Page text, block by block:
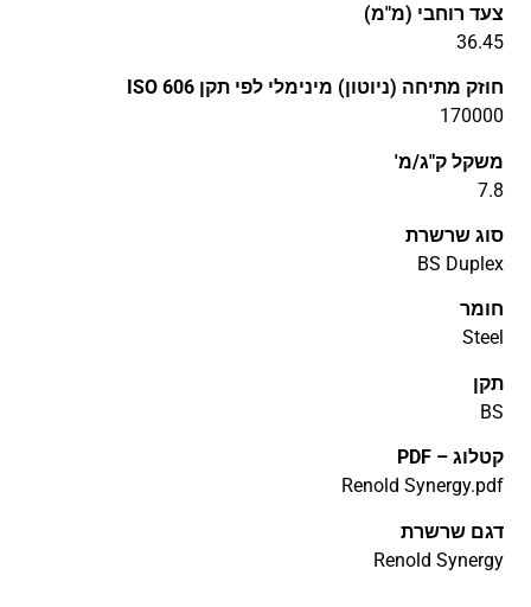
צעד רוחבי (מ"מ)
36.45
חוזק מתיחה (ניוטון) מינימלי לפי תקן ISO 606
170000
משקל ק"ג/מ'
7.8
סוג שרשרת
BS Duplex
חומר
Steel
תקן
BS
קטלוג – PDF
Renold Synergy.pdf
דגם שרשרת
Renold Synergy